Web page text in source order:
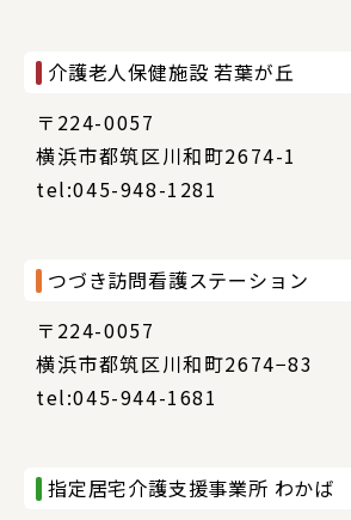
介護老人保健施設 若葉が丘
〒224-0057
横浜市都筑区川和町2674-1
tel:045-948-1281
つづき訪問看護ステーション
〒224-0057
横浜市都筑区川和町2674−83
tel:045-944-1681
指定居宅介護支援事業所 わかば